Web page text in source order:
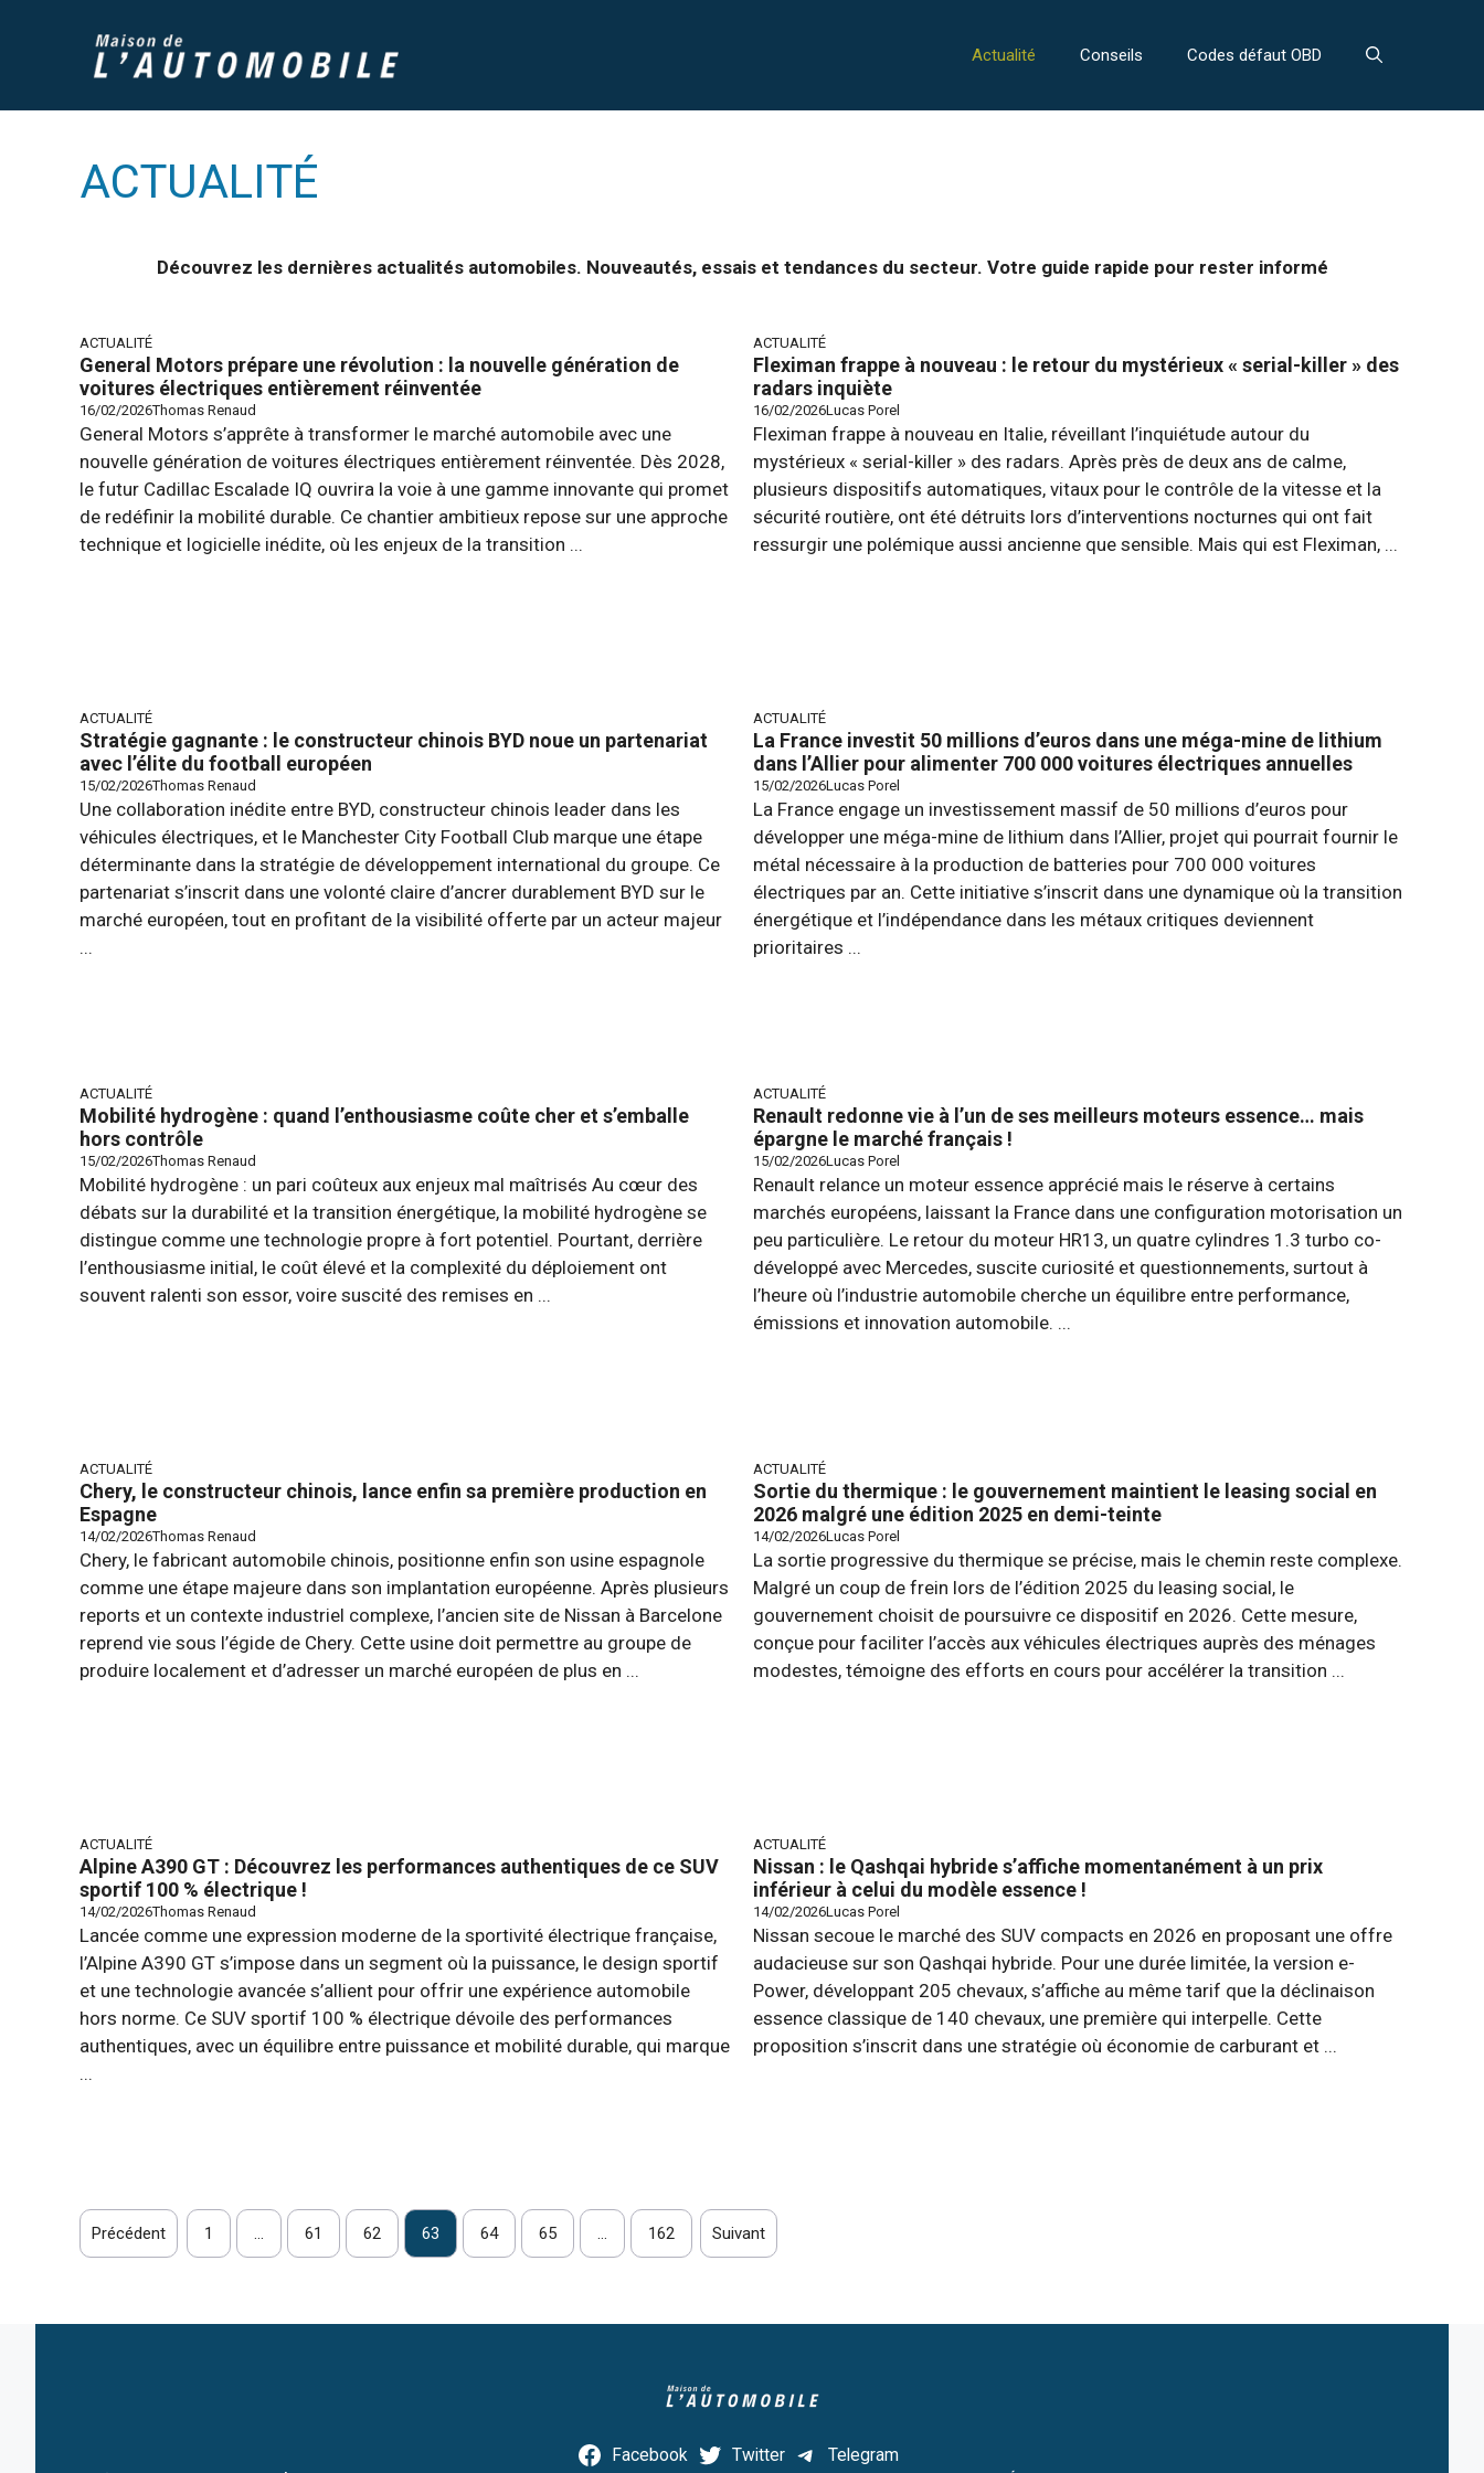
Actualité Conseils Codes défaut OBD
ACTUALITÉ
Découvrez les dernières actualités automobiles. Nouveautés, essais et tendances du secteur. Votre guide rapide pour rester informé
ACTUALITÉ
General Motors prépare une révolution : la nouvelle génération de
voitures électriques entièrement réinventée
16/02/2026Thomas Renaud
General Motors s’apprête à transformer le marché automobile avec une
nouvelle génération de voitures électriques entièrement réinventée. Dès 2028,
le futur Cadillac Escalade IQ ouvrira la voie à une gamme innovante qui promet
de redéfinir la mobilité durable. Ce chantier ambitieux repose sur une approche
technique et logicielle inédite, où les enjeux de la transition ...
ACTUALITÉ
Fleximan frappe à nouveau : le retour du mystérieux « serial-killer » des
radars inquiète
16/02/2026Lucas Porel
Fleximan frappe à nouveau en Italie, réveillant l’inquiétude autour du
mystérieux « serial-killer » des radars. Après près de deux ans de calme,
plusieurs dispositifs automatiques, vitaux pour le contrôle de la vitesse et la
sécurité routière, ont été détruits lors d’interventions nocturnes qui ont fait
ressurgir une polémique aussi ancienne que sensible. Mais qui est Fleximan, ...
ACTUALITÉ
Stratégie gagnante : le constructeur chinois BYD noue un partenariat
avec l’élite du football européen
15/02/2026Thomas Renaud
Une collaboration inédite entre BYD, constructeur chinois leader dans les
véhicules électriques, et le Manchester City Football Club marque une étape
déterminante dans la stratégie de développement international du groupe. Ce
partenariat s’inscrit dans une volonté claire d’ancrer durablement BYD sur le
marché européen, tout en profitant de la visibilité offerte par un acteur majeur
...
ACTUALITÉ
La France investit 50 millions d’euros dans une méga-mine de lithium
dans l’Allier pour alimenter 700 000 voitures électriques annuelles
15/02/2026Lucas Porel
La France engage un investissement massif de 50 millions d’euros pour
développer une méga-mine de lithium dans l’Allier, projet qui pourrait fournir le
métal nécessaire à la production de batteries pour 700 000 voitures
électriques par an. Cette initiative s’inscrit dans une dynamique où la transition
énergétique et l’indépendance dans les métaux critiques deviennent
prioritaires ...
ACTUALITÉ
Mobilité hydrogène : quand l’enthousiasme coûte cher et s’emballe
hors contrôle
15/02/2026Thomas Renaud
Mobilité hydrogène : un pari coûteux aux enjeux mal maîtrisés Au cœur des
débats sur la durabilité et la transition énergétique, la mobilité hydrogène se
distingue comme une technologie propre à fort potentiel. Pourtant, derrière
l’enthousiasme initial, le coût élevé et la complexité du déploiement ont
souvent ralenti son essor, voire suscité des remises en ...
ACTUALITÉ
Renault redonne vie à l’un de ses meilleurs moteurs essence… mais
épargne le marché français !
15/02/2026Lucas Porel
Renault relance un moteur essence apprécié mais le réserve à certains
marchés européens, laissant la France dans une configuration motorisation un
peu particulière. Le retour du moteur HR13, un quatre cylindres 1.3 turbo co-
développé avec Mercedes, suscite curiosité et questionnements, surtout à
l’heure où l’industrie automobile cherche un équilibre entre performance,
émissions et innovation automobile. ...
ACTUALITÉ
Chery, le constructeur chinois, lance enfin sa première production en
Espagne
14/02/2026Thomas Renaud
Chery, le fabricant automobile chinois, positionne enfin son usine espagnole
comme une étape majeure dans son implantation européenne. Après plusieurs
reports et un contexte industriel complexe, l’ancien site de Nissan à Barcelone
reprend vie sous l’égide de Chery. Cette usine doit permettre au groupe de
produire localement et d’adresser un marché européen de plus en ...
ACTUALITÉ
Sortie du thermique : le gouvernement maintient le leasing social en
2026 malgré une édition 2025 en demi-teinte
14/02/2026Lucas Porel
La sortie progressive du thermique se précise, mais le chemin reste complexe.
Malgré un coup de frein lors de l’édition 2025 du leasing social, le
gouvernement choisit de poursuivre ce dispositif en 2026. Cette mesure,
conçue pour faciliter l’accès aux véhicules électriques auprès des ménages
modestes, témoigne des efforts en cours pour accélérer la transition ...
ACTUALITÉ
Alpine A390 GT : Découvrez les performances authentiques de ce SUV
sportif 100 % électrique !
14/02/2026Thomas Renaud
Lancée comme une expression moderne de la sportivité électrique française,
l’Alpine A390 GT s’impose dans un segment où la puissance, le design sportif
et une technologie avancée s’allient pour offrir une expérience automobile
hors norme. Ce SUV sportif 100 % électrique dévoile des performances
authentiques, avec un équilibre entre puissance et mobilité durable, qui marque
...
ACTUALITÉ
Nissan : le Qashqai hybride s’affiche momentanément à un prix
inférieur à celui du modèle essence !
14/02/2026Lucas Porel
Nissan secoue le marché des SUV compacts en 2026 en proposant une offre
audacieuse sur son Qashqai hybride. Pour une durée limitée, la version e-
Power, développant 205 chevaux, s’affiche au même tarif que la déclinaison
essence classique de 140 chevaux, une première qui interpelle. Cette
proposition s’inscrit dans une stratégie où économie de carburant et ...
Précédent 1 61 62 63 64 65 162 Suivant
Facebook Twitter Telegram